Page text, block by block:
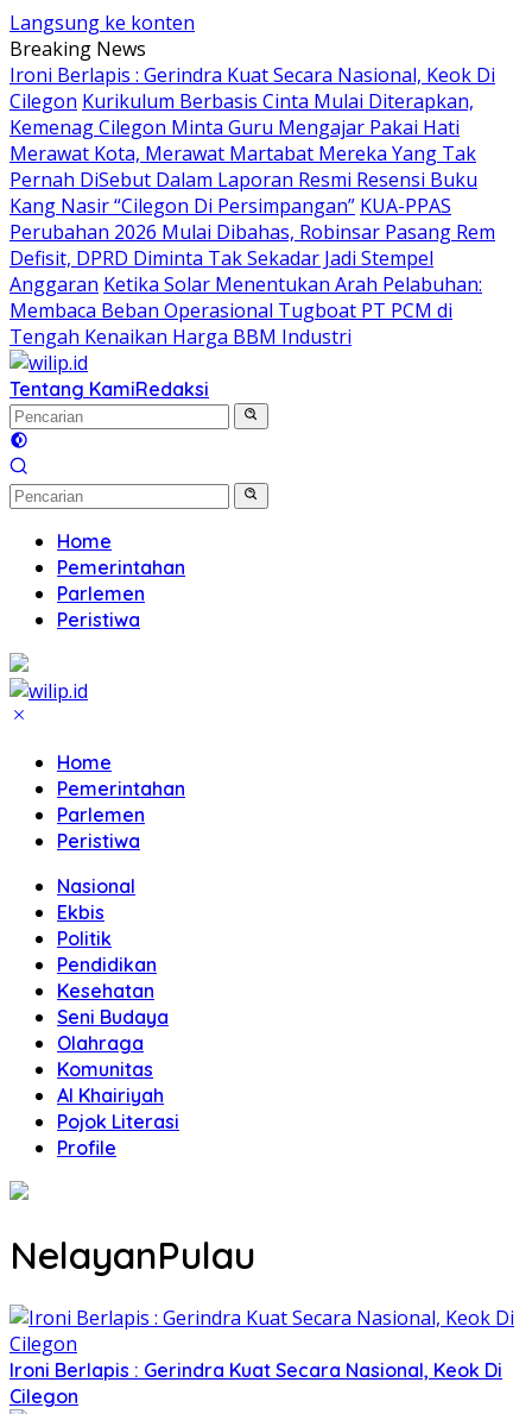
Langsung ke konten
Breaking News
Ironi Berlapis : Gerindra Kuat Secara Nasional, Keok Di
Cilegon Kurikulum Berbasis Cinta Mulai Diterapkan,
Kemenag Cilegon Minta Guru Mengajar Pakai Hati
Merawat Kota, Merawat Martabat Mereka Yang Tak
Pernah DiSebut Dalam Laporan Resmi Resensi Buku
Kang Nasir “Cilegon Di Persimpangan” KUA-PPAS
Perubahan 2026 Mulai Dibahas, Robinsar Pasang Rem
Defisit, DPRD Diminta Tak Sekadar Jadi Stempel
Anggaran Ketika Solar Menentukan Arah Pelabuhan:
Membaca Beban Operasional Tugboat PT PCM di
Tengah Kenaikan Harga BBM Industri
Tentang KamiRedaksi
Home
Pemerintahan
Parlemen
Peristiwa
Home
Pemerintahan
Parlemen
Peristiwa
Nasional
Ekbis
Politik
Pendidikan
Kesehatan
Seni Budaya
Olahraga
Komunitas
Al Khairiyah
Pojok Literasi
Profile
NelayanPulau
Ironi Berlapis : Gerindra Kuat Secara Nasional, Keok Di
Cilegon